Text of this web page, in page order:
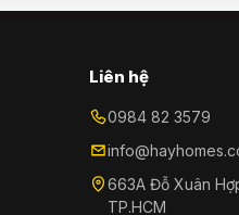
Liên hệ
0984 82 3579
663A Đỗ Xuân
TP.HCM